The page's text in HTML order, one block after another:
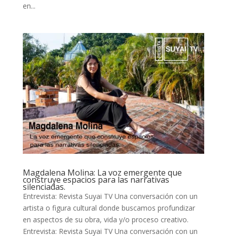
en...
Magdalena Molina: La voz emergente que
construye espacios para las narrativas
silenciadas.
Entrevista: Revista Suyai TV Una conversación con un
artista o figura cultural donde buscamos profundizar
en aspectos de su obra, vida y/o proceso creativo.
Entrevista: Revista Suyai TV Una conversación con un